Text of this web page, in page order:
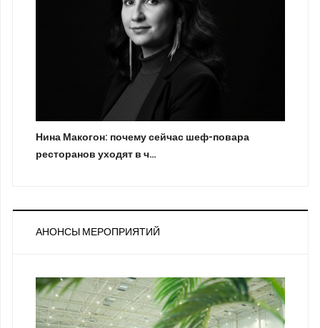
Нина Макогон: почему сейчас шеф-повара
ресторанов уходят в ч…
АНОНСЫ МЕРОПРИЯТИЙ